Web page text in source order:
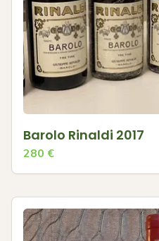
Barolo Rinaldi 2017
280 €